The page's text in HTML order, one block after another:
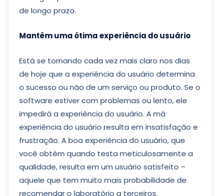
de longo prazo.
Mantém uma ótima experiência do usuário
Está se tornando cada vez mais claro nos dias
de hoje que a experiência do usuário determina
o sucesso ou não de um serviço ou produto. Se o
software estiver com problemas ou lento, ele
impedirá a experiência do usuário. A má
experiência do usuário resulta em insatisfação e
frustração. A boa experiência do usuário, que
você obtém quando testa meticulosamente a
qualidade, resulta em um usuário satisfeito –
aquele que tem muito mais probabilidade de
recomendar o laboratório a terceiros.